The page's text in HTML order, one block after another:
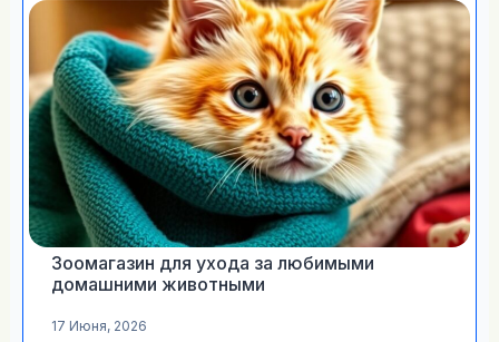
Зоомагазин для ухода за любимыми
домашними животными
17 Июня, 2026